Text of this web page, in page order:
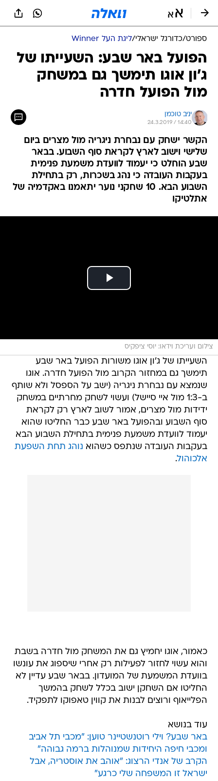
ספורט/כדורגל ישראלי/ליגת העל Winner
הפועל באר שבע: השעייתו של
ג'ון אוגו תימשך גם במשחק
מול הפועל חדרה
יניב טוכמן
24.3.2019 / 14:40
הקשר ישחק עם נבחרת ניגריה מול מצרים ביום
שלישי וישוב לארץ לקראת סוף השבוע. בבאר
שבע הוחלט כי יעמוד לוועדת משמעת פנימית
בעקבות העובדה כי נהג בשכרות, רק בתחילת
השבוע הבא. 10 שחקני נוער יתאמנו באקדמיה של
אתלטיקו
צילום ועריכת וידאו: יוסי ציפקיס
השעייתו של ג'ון אוגו משורות הפועל באר שבע
תימשך גם במחזור הקרוב מול הפועל חדרה. אוגו
שנמצא עם נבחרת ניגריה (ישב על הספסל ולא שותף
ב-1:3 מול איי סיישל) ועשוי לשחק מחרתיים במשחק
ידידות מול מצרים, אמור לשוב לארץ רק לקראת
סוף השבוע ובהפועל באר שבע כבר החליטו שהוא
יעמוד לוועדת משמעת פנימית בתחילת השבוע הבא
בעקבות העובדה שנתפס כשהוא נוהג תחת השפעת
אלכוהול.
כאמור, אוגו יחמיץ גם את המשחק מול חדרה בשבת
והוא עשוי לחזור לפעילות רק אחרי שיספוג את עונשו
בוועדת המשמעת של המועדון. בבאר שבע עדיין לא
החליטו אם השחקן ישוב בכלל לשחק בהמשך
הפלייאוף ורוצים לבנות את קווין טאפוקו לתפקיד.
עוד בנושא
באר שבע? וילי רוטנשטיינר טוען: "מכבי תל אביב
ומכבי חיפה היחידות שמנוהלות ברמה גבוהה"
הקרב של אנדי הרצוג: "אוהב את אוסטריה, אבל
ישראל זו המשפחה שלי כרגע"